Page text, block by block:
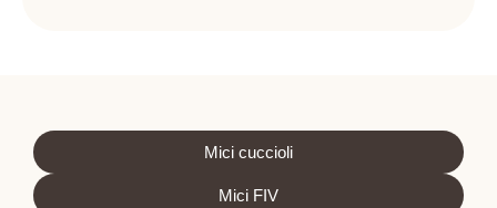
Mici cuccioli
Mici FIV